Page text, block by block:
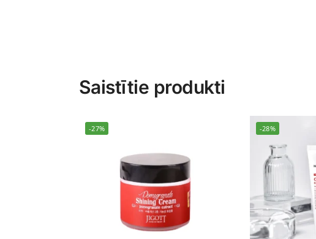
Saistītie produkti
-27% -28%